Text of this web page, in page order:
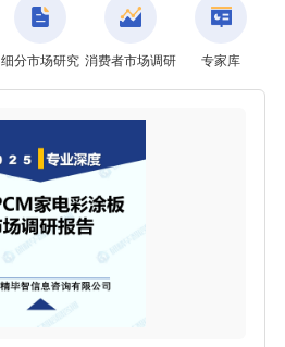
细分市场研究 消费者市场调研 专家库